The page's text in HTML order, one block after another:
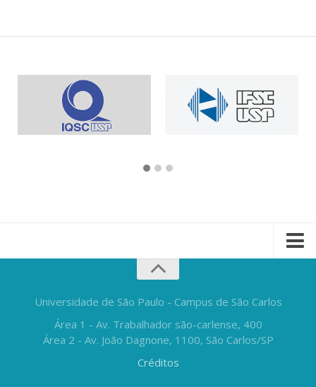
Universidade de São Paulo - Campus de São Carlos
Área 1 - Av. Trabalhador são-carlense, 400
Área 2 - Av. João Dagnone, 1100, São Carlos/SP
Créditos